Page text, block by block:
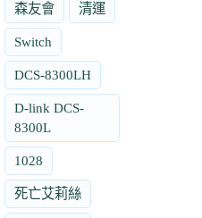
森友會 清運
Switch
DCS-8300LH
D-link DCS-
8300L
1028
死亡艾莉絲